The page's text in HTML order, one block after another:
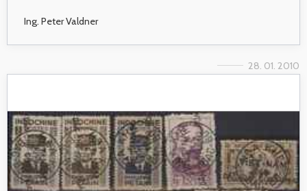
Ing. Peter Valdner
28. 01. 2010